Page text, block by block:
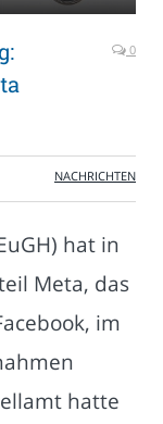
0
NACHRICHTEN
hat in
Meta, das
im
hatte